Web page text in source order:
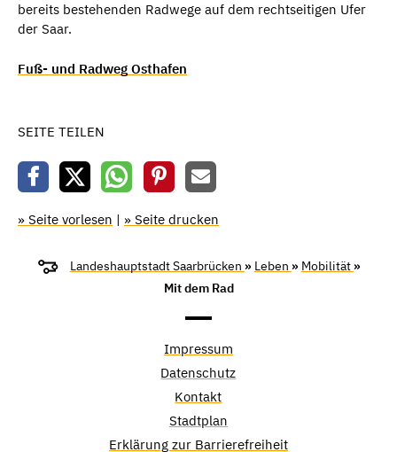
bereits bestehenden Radwege auf dem rechtseitigen Ufer
der Saar.
Fuß- und Radweg Osthafen
SEITE TEILEN
» Seite vorlesen | » Seite drucken
Landeshauptstadt Saarbrücken » Leben » Mobilität »
Mit dem Rad
Impressum
Datenschutz
Kontakt
Stadtplan
Erklärung zur Barrierefreiheit